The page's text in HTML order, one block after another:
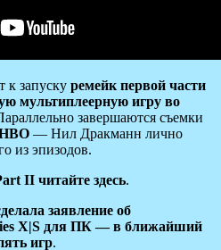
к запуску ремейк первой части
мультиплеерную игру во
завершаются съемки
— Нил Дракманн лично
из эпизодов.
II читайте здесь.
заявление об
X|S для ПК — в ближайший
игр.